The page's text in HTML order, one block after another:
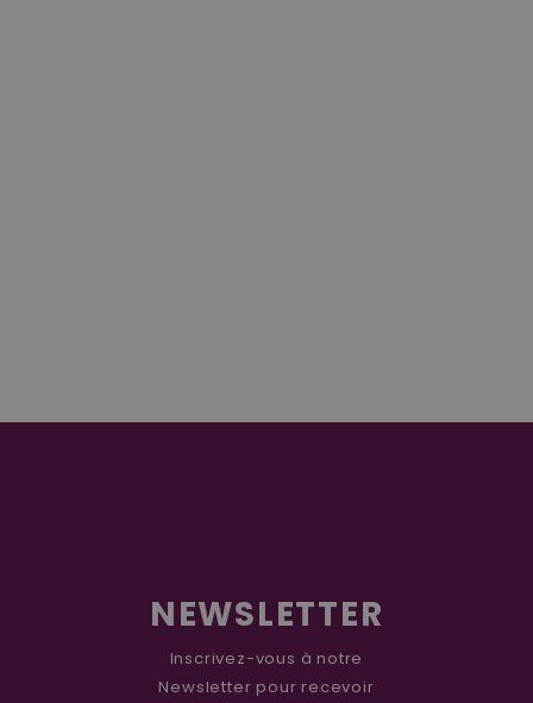
NEWSLETTER
Inscrivez-vous à notre
Newsletter pour recevoir